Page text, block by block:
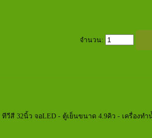
จำนวน:
สี 32นิ้ว จอLED - ตู้เย็นขนาด 4.9คิว - เครื่องท